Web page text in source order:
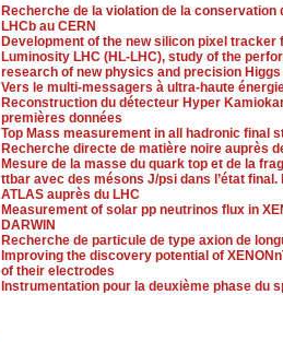
Recherche de la violation de la
LHCb au CERN
Development of the new silicon pixel
Luminosity LHC (HL-LHC), study of the
research of new physics and precision
Vers le multi-messagers à ultra-haute
Reconstruction du détecteur Hyper
premières données
Top Mass measurement in all hadronic final
Recherche directe de matière noire auprès
Mesure de la masse du quark top et de la
ttbar avec des mésons J/psi dans l’état
ATLAS auprès du LHC
Measurement of solar pp neutrinos flux in
DARWIN
Recherche de particule de type axion de
Improving the discovery potential of
of their electrodes
Instrumentation pour la deuxième phase du